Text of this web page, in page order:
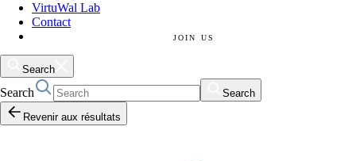
VirtuWal Lab
Contact
JOIN US
Search
Search
Search
Revenir aux résultats